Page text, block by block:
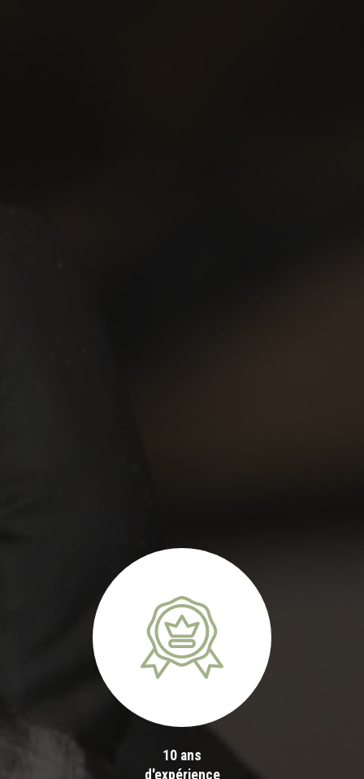
10 ans
d'expérience